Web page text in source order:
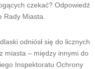
czekać? Odpowiedź
Miasta.
odniósł się do licznych
miasta – między innymi do
Inspektoratu Ochrony